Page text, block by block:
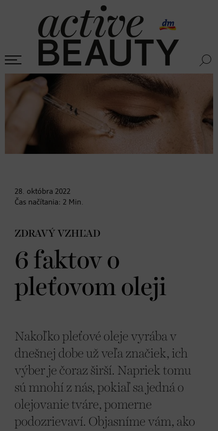
28. októbra 2022
Čas načítania: 2 Min.
ZDRAVÝ VZHĽAD
6 faktov o
pleťovom oleji
Nakoľko pleťové oleje vyrába v
dnešnej dobe už veľa značiek, ich
výber je čoraz širší. Napriek tomu
sú mnohí z nás, pokiaľ sa jedná o
olejovanie tváre, pomerne
podozrievaví. Objasníme vám, ako